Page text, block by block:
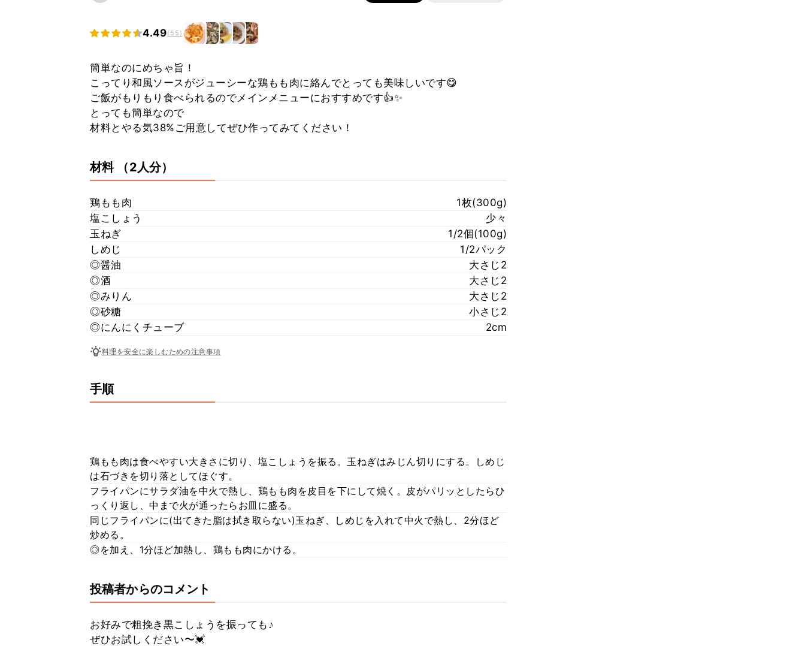
4.49(55)
簡単なのにめちゃ旨！
こってり和風ソースがジューシーな鶏もも肉に絡んでとっても美味しいです😋
ご飯がもりもり食べられるのでメインメニューにおすすめです👍✨
とっても簡単なので
材料とやる気38%ご用意してぜひ作ってみてください！
材料 （2人分）
鶏もも肉
1枚(300g)
塩こしょう
少々
玉ねぎ
1/2個(100g)
しめじ
1/2パック
◎醤油
大さじ2
◎酒
大さじ2
◎みりん
大さじ2
◎砂糖
小さじ2
◎にんにくチューブ
2cm
料理を安全に楽しむための注意事項
手順
鶏もも肉は食べやすい大きさに切り、塩こしょうを振る。玉ねぎはみじん切りにする。しめじ
は石づきを切り落としてほぐす。
フライパンにサラダ油を中火で熱し、鶏もも肉を皮目を下にして焼く。皮がパリッとしたらひ
っくり返し、中まで火が通ったらお皿に盛る。
同じフライパンに(出てきた脂は拭き取らない)玉ねぎ、しめじを入れて中火で熱し、2分ほど
炒める。
◎を加え、1分ほど加熱し、鶏もも肉にかける。
投稿者からのコメント
お好みで粗挽き黒こしょうを振っても♪
ぜひお試しください〜💓